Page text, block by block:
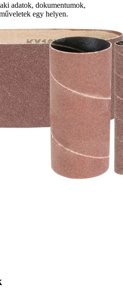
adatok, dokumentumok,
egy helyen.